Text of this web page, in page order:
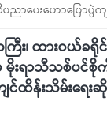
ာပေးဟောပြောပွဲက
း၊ ထားဝယ်ခရို
းရာသီသစ်ပင်စိုက်ပ
င်ထိန်းသိမ်းရေ